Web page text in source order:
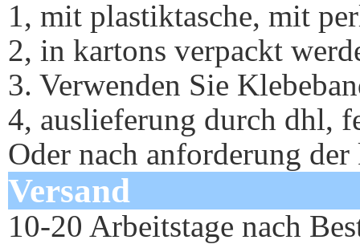
1, mit plastiktasche, mit
2, in kartons verpackt
3. Verwenden Sie
4, auslieferung durch dhl,
Oder nach anforderung der
Versand
10-20 Arbeitstage nach